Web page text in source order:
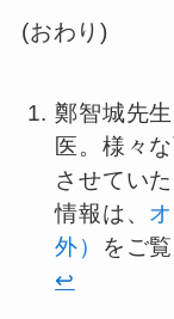
(おわり)
鄭智城先
医。様々
させてい
情報は、
外）
をご
↩︎